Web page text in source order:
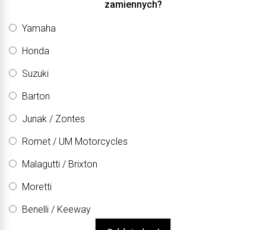
zamiennych?
Yamaha
Honda
Suzuki
Barton
Junak / Zontes
Romet / UM Motorcycles
Malagutti / Brixton
Moretti
Benelli / Keeway